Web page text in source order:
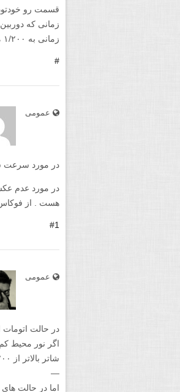
قسمت رو
زمانی که
زمانی به ۱/۲۰۰ محدود میشه که فلاش فعال باشه.
#
عمومی
در مورد سرعت
در مورد عدم
هست . از فوکاس
#1
عمومی
در حالت اتومات
اگر نور محیط
شاتر بالاتر از ۱/۲۰۰ نیازی نیست
—
اما در حالت